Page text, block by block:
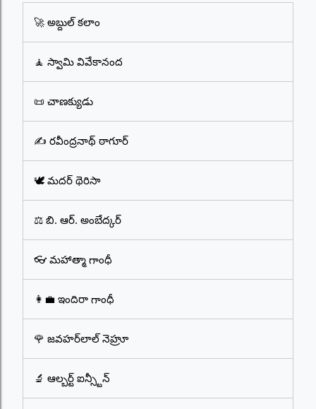
🚀 అబ్దుల్ కలాం
🧘 స్వామి వివేకానంద
📜 చాణక్యుడు
✍️ రవీంద్రనాథ్ ఠాగూర్
🕊️ మదర్ థెరిసా
⚖️ బి. ఆర్. అంబేద్కర్
👓 మహాత్మా గాంధీ
👩‍💼 ఇందిరా గాంధీ
🌹 జవహర్‌లాల్ నెహ్రూ
🔬 ఆల్బర్ట్ ఐన్స్టీన్